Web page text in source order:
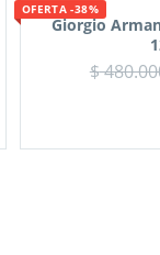
OFERTA -38%
Giorgio
$